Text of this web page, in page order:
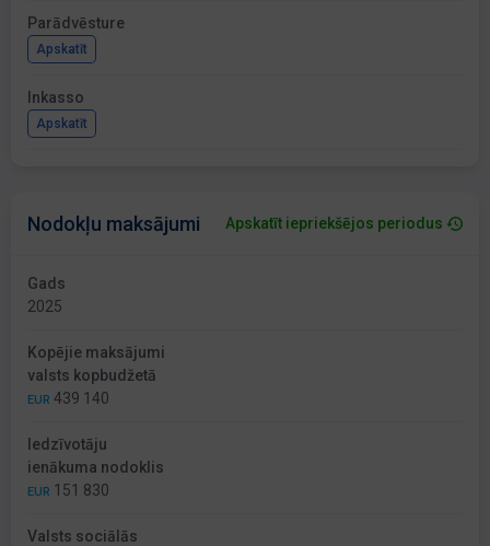
Parādvēsture
Apskatīt
Inkasso
Apskatīt
Nodokļu maksājumi Apskatīt iepriekšējos periodus
Gads
2025
Kopējie maksājumi
valsts kopbudžetā
EUR 439 140
Iedzīvotāju
ienākuma nodoklis
EUR 151 830
Valsts sociālās